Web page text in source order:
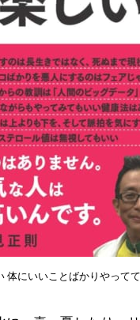
にいいことばかりやってて